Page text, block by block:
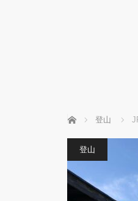
ホーム 登山
登山